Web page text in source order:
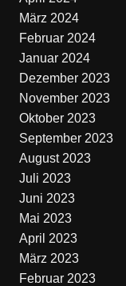
März 2024
Februar 2024
Januar 2024
Dezember 2023
November 2023
Oktober 2023
September 2023
August 2023
Juli 2023
Juni 2023
Mai 2023
April 2023
März 2023
Februar 2023